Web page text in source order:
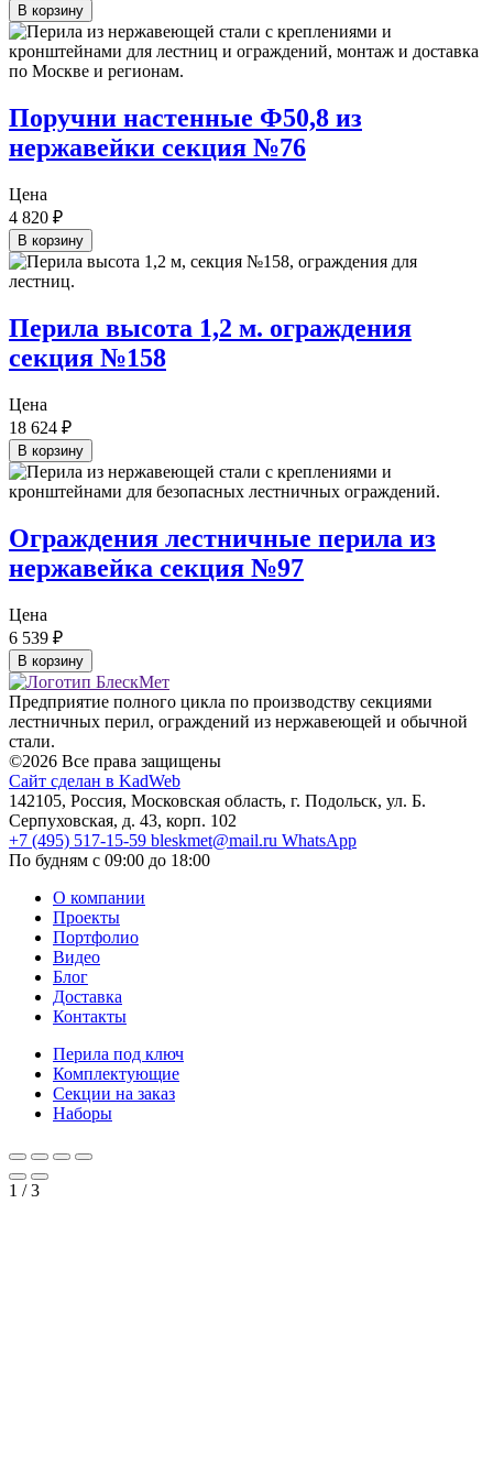
В корзину
Поручни настенные Ф50,8 из
нержавейки секция №76
Цена
4 820 ₽
В корзину
Перила высота 1,2 м. ограждения
секция №158
Цена
18 624 ₽
В корзину
Ограждения лестничные перила из
нержавейка секция №97
Цена
6 539 ₽
В корзину
Предприятие полного цикла по производству секциями
лестничных перил, ограждений из нержавеющей и обычной
стали.
©2026 Все права защищены
Сайт сделан в KadWeb
142105, Россия, Московская область, г. Подольск, ул. Б.
Серпуховская, д. 43, корп. 102
+7 (495) 517-15-59 bleskmet@mail.ru WhatsApp
По будням с 09:00 до 18:00
О компании
Проекты
Портфолио
Видео
Блог
Доставка
Контакты
Перила под ключ
Комплектующие
Секции на заказ
Наборы
1 /3